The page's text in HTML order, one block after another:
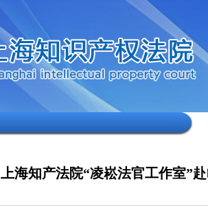
上海知产法院“凌崧法官工作室”